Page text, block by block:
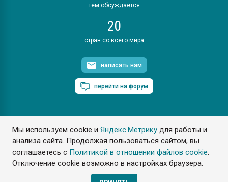
Мы используем cookie иЯндекс.Метрику для работы и
анализа сайта. Продолжая пользоваться сайтом, вы
соглашаетесь с Политикой в отношении файлов cookie.
Отключение cookie возможно в настройках браузера.
тем обсуждается
20
стран со всего мира
написать нам
перейти на форум
ПластЭксперт © 2006. Все права защищены
Разрешается копирование материалов сайта с обязательной
ссылкой на www.e-plastic.ru
Разработка сайта